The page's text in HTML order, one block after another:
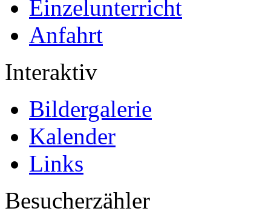
Einzelunterricht
Anfahrt
Interaktiv
Bildergalerie
Kalender
Links
Besucherzähler